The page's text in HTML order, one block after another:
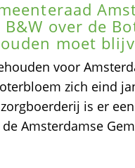
over de
moet
voor
zich eind
is er
Amsterdamse